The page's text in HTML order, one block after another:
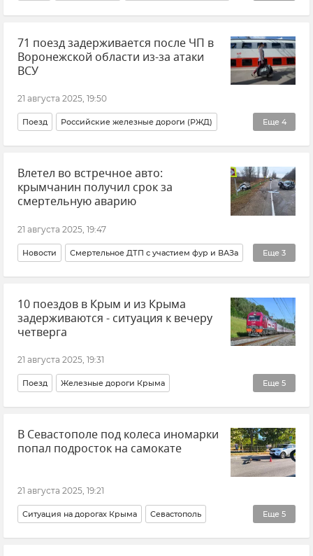
Анжелика Ястребова Новости Крыма
Водоснабжение
71 поезд задерживается после ЧП в
Воронежской области из-за атаки
ВСУ
21 августа 2025, 19:50
Еще 4
Поезд Российские железные дороги (РЖД)
Происшествия Новости Транспорт Россия
Влетел во встречное авто:
крымчанин получил срок за
смертельную аварию
21 августа 2025, 19:47
Еще 3
Новости Смертельное ДТП с участием фур и ВАЗа
ДТП в Крыму и Севастополе Суд Приговор
10 поездов в Крым и из Крыма
задерживаются - ситуация к вечеру
четверга
21 августа 2025, 19:31
Еще 5
Поезд Железные дороги Крыма
Российские железные дороги (РЖД)
Железная дорога Новости Крым
В Севастополе под колеса иномарки
попал подросток на самокате
21 августа 2025, 19:21
Еще 5
Ситуация на дорогах Крыма Севастополь
Новости Севастополя ДТП